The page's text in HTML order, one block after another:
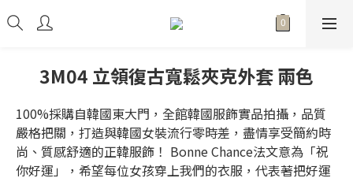
3M04 立領復古寬鬆夾克外套 兩色
100%採購自韓國東大門，全館韓國服飾實品拍攝，品質
嚴格把關，打造與韓國女裝流行零時差，盡情享受簡約時
尚、質感舒適的正韓服飾！ Bonne Chance法文意為「祝
你好運」，希望每位女孩穿上我們的衣服，代表著把好運